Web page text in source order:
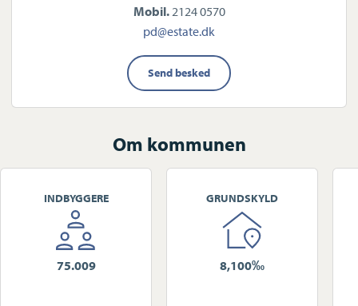
Mobil. 2124 0570
pd@estate.dk
Send besked
Om kommunen
INDBYGGERE
75.009
GRUNDSKYLD
8,100‰